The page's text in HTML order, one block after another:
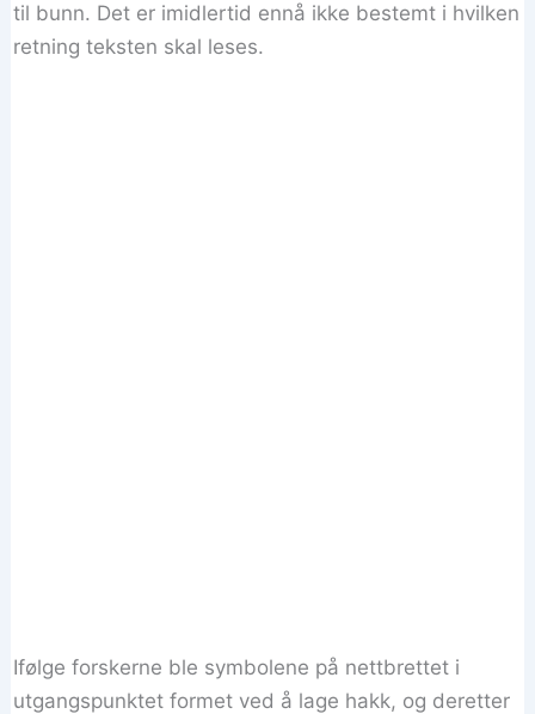
til bunn. Det er imidlertid ennå ikke bestemt i hvilken
retning teksten skal leses.
Ifølge forskerne ble symbolene på nettbrettet i
utgangspunktet formet ved å lage hakk, og deretter